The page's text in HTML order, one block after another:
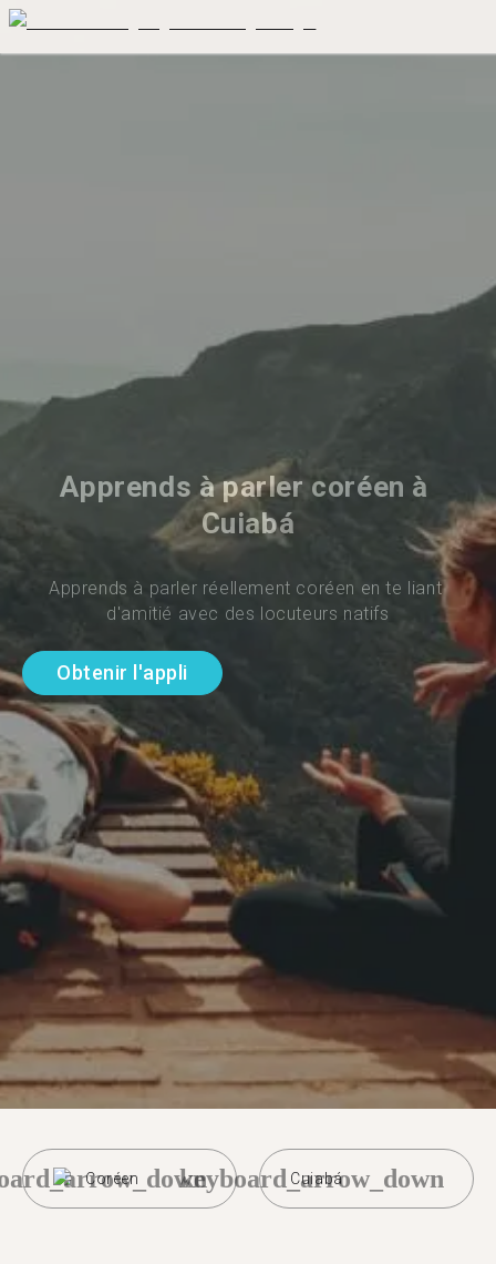
Apprends à parler coréen à
Cuiabá
Apprends à parler réellement coréen en te liant
d'amitié avec des locuteurs natifs
Obtenir l'appli
Coréen Cuiabá
keyboard_arrow_down